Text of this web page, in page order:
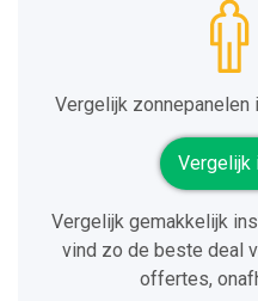
Vergelijk zonnepanelen
Vergelijk
Vergelijk gemakkelijk
vind zo de beste deal
offertes,